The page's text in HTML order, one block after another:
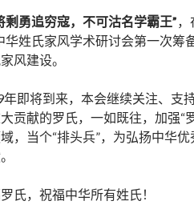
剩勇追穷寇，不可沽名学霸王”
华姓氏家风学术研讨会第一次筹
风建设。
年即将到来，本会继续关注、支
贡献的罗氏，一如既往，加强“
，当个“排头兵”，为弘扬中华
氏，祝福中华所有姓氏！